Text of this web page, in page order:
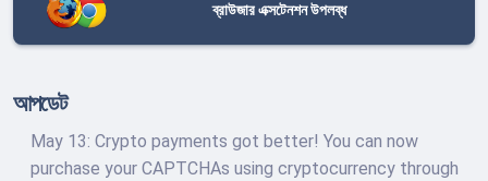
ব্রাউজার এক্সটেনশন উপলব্ধ
আপডেট
May 13: Crypto payments got better! You can now
purchase your CAPTCHAs using cryptocurrency through